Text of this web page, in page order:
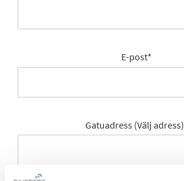
E-post*
Gatuadress (Välj adress)